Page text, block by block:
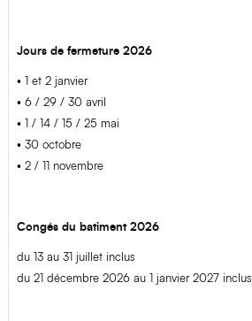
Jours de fermeture 2026
• 1 et 2 janvier
• 6 / 29 / 30 avril
• 1 / 14 / 15 / 25 mai
• 30 octobre
• 2 / 11 novembre
Congés du batiment 2026
du 13 au 31 juillet inclus
du 21 décembre 2026 au 1 janvier 2027 inclus